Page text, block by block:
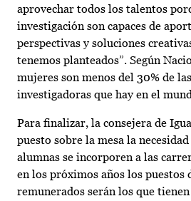
aprovechar todos los talentos
investigación son capaces de
perspectivas y soluciones
tenemos planteados”. Según
mujeres son menos del 30% de
investigadoras que hay en el
Para finalizar, la consejera de
puesto sobre la mesa la
alumnas se incorporen a las
en los próximos años los puestos
remunerados serán los que